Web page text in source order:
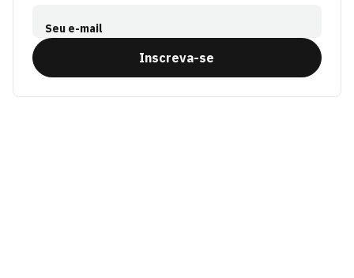
Seu e-mail
Inscreva-se